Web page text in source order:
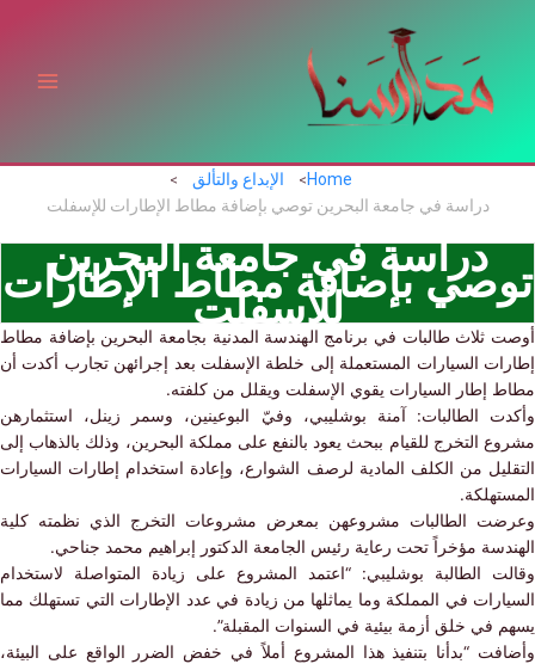
Home
الإبداع والتألق
دراسة في جامعة البحرين توصي بإضافة مطاط الإطارات للإسفلت‎
دراسة في جامعة البحرين
بإضافة مطاط الإطارات
للإسفلت‎
ثلاث طالبات في برنامج الهندسة المدنية بجامعة البحرين بإضافة مطاط
السيارات المستعملة إلى خلطة الإسفلت بعد إجرائهن تجارب أكدت أن
إطار السيارات يقوي الإسفلت ويقلل من كلفته.
الطالبات: آمنة بوشليبي، وفيّ البوعينين، وسمر زينل، استثمارهن
التخرج للقيام ببحث يعود بالنفع على مملكة البحرين، وذلك بالذهاب إلى
من الكلف المادية لرصف الشوارع، وإعادة استخدام إطارات السيارات
الطالبات مشروعهن بمعرض مشروعات التخرج الذي نظمته كلية
مؤخراً تحت رعاية رئيس الجامعة الدكتور إبراهيم محمد جناحي.
الطالبة بوشليبي: “اعتمد المشروع على زيادة المتواصلة لاستخدام
في المملكة وما يماثلها من زيادة في عدد الإطارات التي تستهلك مما
في خلق أزمة بيئية في السنوات المقبلة”.
“بدأنا بتنفيذ هذا المشروع أملاً في خفض الضرر الواقع على البيئة،